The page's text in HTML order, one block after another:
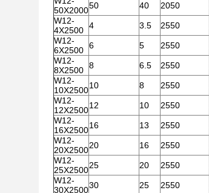
50X200050 40 2050
W12-
4X2500 4 3.5 2550
W12-
6X2500 6 5 2550
W12-
8X2500 8 6.5 2550
W12-
10X250010 8 2550
W12-
12X250012 10 2550
W12-
16X250016 13 2550
W12-
20X250020 16 2550
W12-
25X250025 20 2550
W12-
30X250030 25 2550